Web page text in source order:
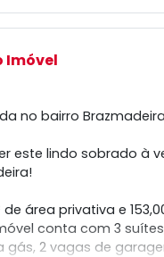
Imóvel
no bairro Brazmadeira
este lindo sobrado à
de área privativa e
conta com 3
gás, 2 vagas de